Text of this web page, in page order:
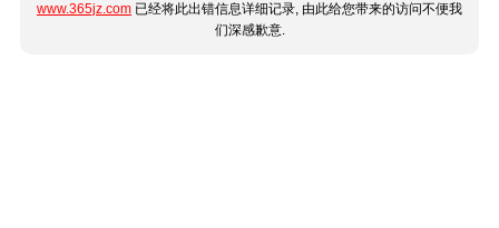
www.365jz.com 已经将此出错信息详细记录, 由此给您带来的访问不便我
们深感歉意.